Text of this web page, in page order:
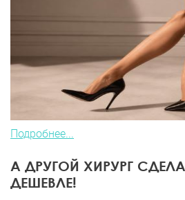
Подробнее...
А ДРУГОЙ ХИРУРГ
ДЕШЕВЛЕ!